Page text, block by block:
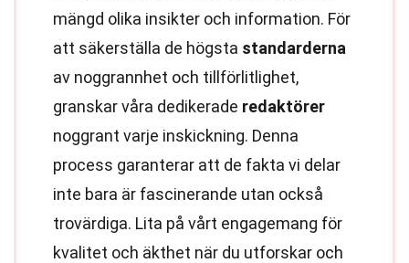
mängd olika insikter och information. För
att säkerställa de högsta standarderna
av noggrannhet och tillförlitlighet,
granskar våra dedikerade redaktörer
noggrant varje inskickning. Denna
process garanterar att de fakta vi delar
inte bara är fascinerande utan också
trovärdiga. Lita på vårt engagemang för
kvalitet och äkthet när du utforskar och